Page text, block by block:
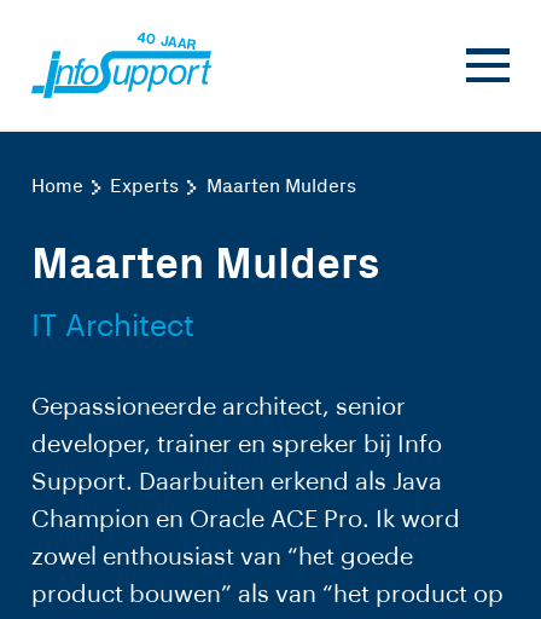
Home Experts Maarten Mulders
Maarten Mulders
IT Architect
Gepassioneerde architect, senior
developer, trainer en spreker bij Info
Support. Daarbuiten erkend als Java
Champion en Oracle ACE Pro. Ik word
zowel enthousiast van “het goede
product bouwen” als van “het product op